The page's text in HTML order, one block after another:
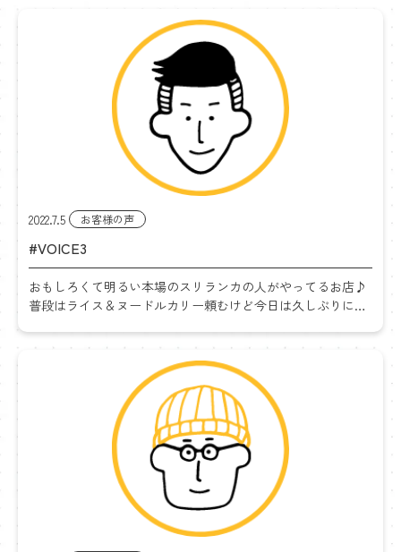
2022.7.5 お客様の声
#VOICE3
おもしろくて明るい本場のスリランカの人がやってるお店♪
普段はライス＆ヌードルカリー頼むけど今日は久しぶりにド